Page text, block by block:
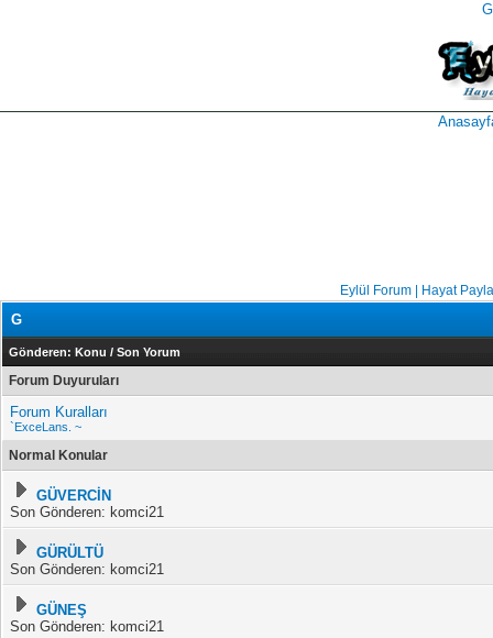
Eylül Forum | Hayat
G
Gönderen: Konu / Son Yorum
Forum Duyuruları
Forum Kuralları
`ExceLans. ~
Normal Konular
GÜVERCİN
Son Gönderen: komci21
GÜRÜLTÜ
Son Gönderen: komci21
GÜNEŞ
Son Gönderen: komci21